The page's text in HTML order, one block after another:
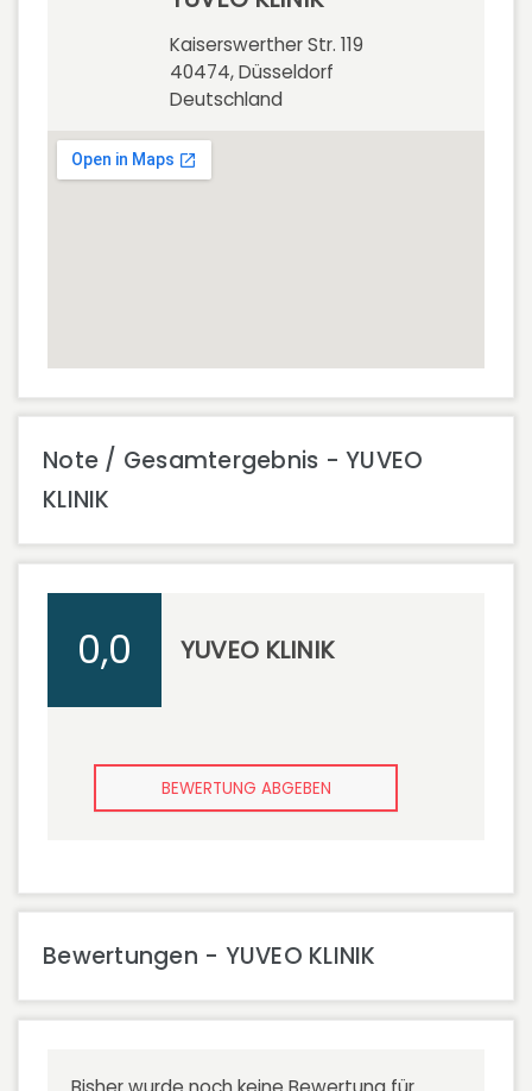
Kaiserswerther Str. 119
40474, Düsseldorf
Deutschland
Note / Gesamtergebnis - YUVEO
KLINIK
0,0 YUVEO KLINIK
BEWERTUNG ABGEBEN
Bewertungen - YUVEO KLINIK